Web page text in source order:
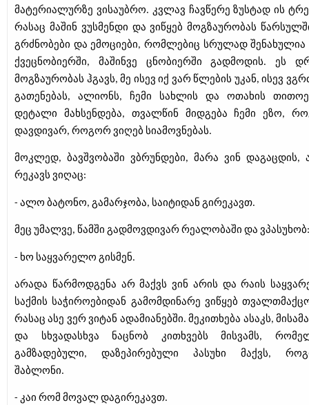
მატერიალურზე ვისაუბრო. კვლავ ჩავწერე ზუსტად ის
რასაც მაშინ ვუსმენდი და ვიწყებ მოგზაურობას
გრძნობები და ემოციები, რომლებიც სრულად შენახულია
ქვეცნობიერში, მაშინვე ცნობიერში გადმოდის. ეს
მოგზაურობას ჰგავს, მე ისევ იქ ვარ წლების უკან, ისევ
გათენებას, ალიონს, ჩემი სახლის და ოთახის
დეტალი მახსენდება, თვალწინ მიდგება ჩემი ეზო,
დავდივარ, როგორ ვიღებ სიამოვნებას.
მოკლედ, ბავშვობაში ვბრუნდები, მარა ვინ დაგაცდის,
რეკავს ვიღაც:
- ალო ბატონო, გამარჯობა, საიტიდან გირეკავთ.
მეც უმალვე, წამში გადმოვდივარ რეალობაში და ვპასუხობ:
- ხო საყვარელო გისმენ.
არადა წარმოდგენა არ მაქვს ვინ არის და რაის
საქმის საჭიროებიდან გამომდინარე ვიწყებ
რასაც ასე ვერ ვიტან ადამიანებში. მეკითხება ასაკს,
და სხვადასხვა ნაცნობ კითხვებს მისვამს,
გამზადებული, დაზეპირებული პასუხი მაქვს,
შაბლონი.
- კაი რომ მოვალ დაგირეკავთ.